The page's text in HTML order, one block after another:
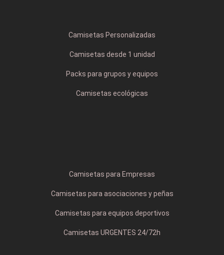
Camisetas Personalizadas
Camisetas desde 1 unidad
Packs para grupos y equipos
Camisetas ecológicas
Camisetas para Empresas
Camisetas para asociaciones y peñas
Camisetas para equipos deportivos
Camisetas URGENTES 24/72h